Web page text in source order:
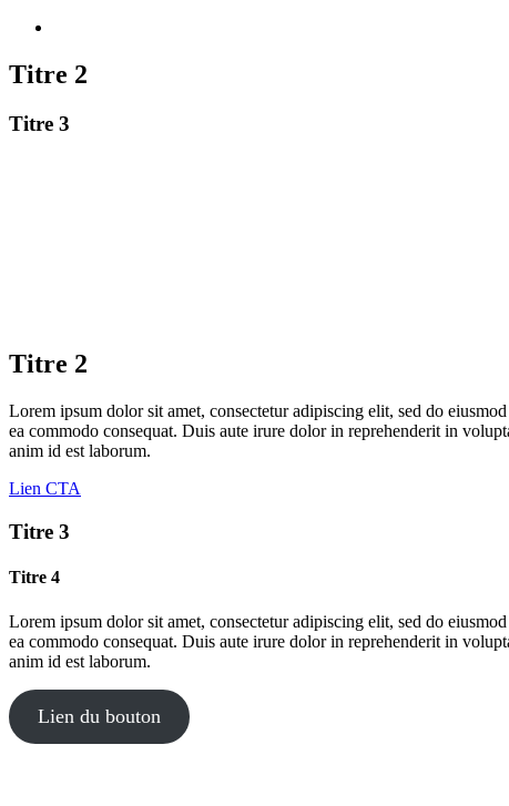
Titre 2
Titre 3
Titre 2
Lorem ipsum dolor sit amet, consectetur adipiscing elit, sed do
ea commodo consequat. Duis aute irure dolor in reprehenderit in
anim id est laborum.
Lien CTA
Titre 3
Titre 4
Lorem ipsum dolor sit amet, consectetur adipiscing elit, sed do
ea commodo consequat. Duis aute irure dolor in reprehenderit in
anim id est laborum.
Lien du bouton